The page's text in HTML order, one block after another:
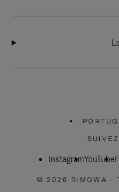
InstagramYouTube
© 2026 RIMOWA -